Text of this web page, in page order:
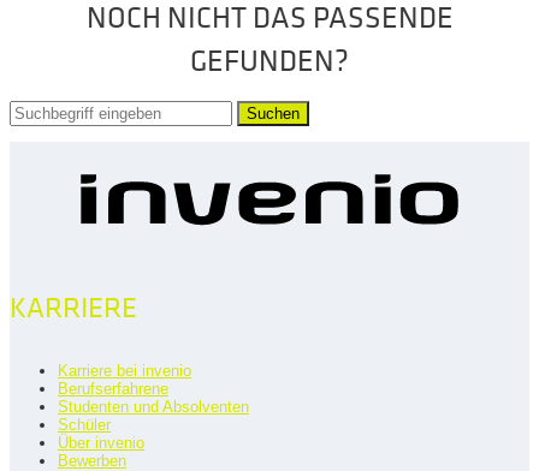
NOCH NICHT DAS PASSENDE
GEFUNDEN?
Suchen
KARRIERE
Karriere bei invenio
Berufserfahrene
Studenten und Absolventen
Schüler
Über invenio
Bewerben